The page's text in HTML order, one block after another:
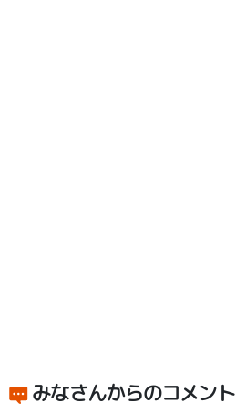
みなさんからのコメント